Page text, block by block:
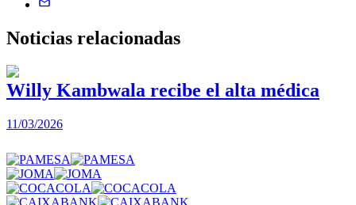
Noticias relacionadas
Willy Kambwala recibe el alta médica
11/03/2026